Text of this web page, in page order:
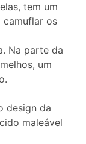
tem um
camuflar os
Na parte da
um
design da
maleável